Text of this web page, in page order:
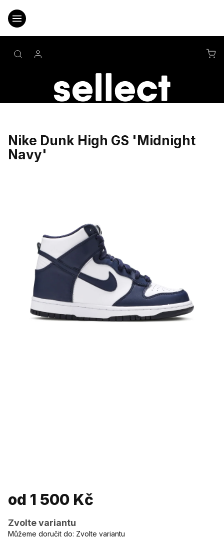
obsah
Nike Dunk High GS 'Midnight
Navy'
od 1 500 Kč
Zvolte variantu
Můžeme doručit do: Zvolte variantu